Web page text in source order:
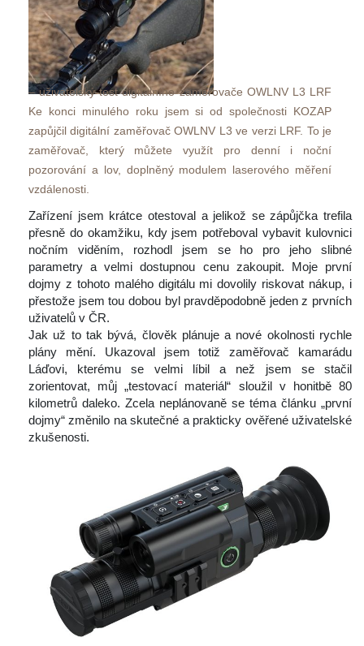
– uživatelský test digitálního zaměřovače OWLNV L3 LRF
Ke konci minulého roku jsem si od společnosti KOZAP
zapůjčil digitální zaměřovač OWLNV L3 ve verzi LRF. To je
zaměřovač, který můžete využít pro denní i noční
pozorování a lov, doplněný modulem laserového měření
vzdálenosti.
Zařízení jsem krátce otestoval a jelikož se zápůjčka trefila
přesně do okamžiku, kdy jsem potřeboval vybavit kulovnici
nočním viděním, rozhodl jsem se ho pro jeho slibné
parametry a velmi dostupnou cenu zakoupit. Moje první
dojmy z tohoto malého digitálu mi dovolily riskovat nákup, i
přestože jsem tou dobou byl pravděpodobně jeden z prvních
uživatelů v ČR.
Jak už to tak bývá, člověk plánuje a nové okolnosti rychle
plány mění. Ukazoval jsem totiž zaměřovač kamarádu
Láďovi, kterému se velmi líbil a než jsem se stačil
zorientovat, můj „testovací materiál“ sloužil v honitbě 80
kilometrů daleko. Zcela neplánovaně se téma článku „první
dojmy“ změnilo na skutečné a prakticky ověřené uživatelské
zkušenosti.